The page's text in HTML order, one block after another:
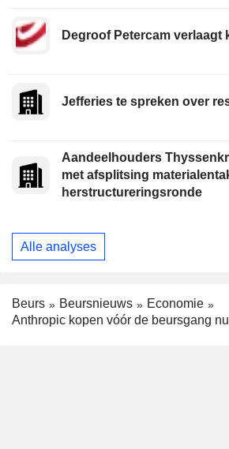
Degroof Petercam verlaagt
Jefferies te spreken over
Aandeelhouders
met afsplitsing
herstructureringsronde
Alle analyses
Beurs Beursnieuws
Economie
Anthropic kopen vóór de beursgang